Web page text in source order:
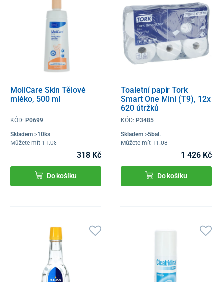
MoliCare Skin Tělové
mléko, 500 ml
KÓD: P0699
Skladem >10ks
Můžete mít 11.08
318 Kč
Do košíku
Toaletní papír Tork
Smart One Mini (T9), 12x
620 útržků
KÓD:P3485
Skladem >5bal.
Můžete mít 11.08
1 426 Kč
Do košíku